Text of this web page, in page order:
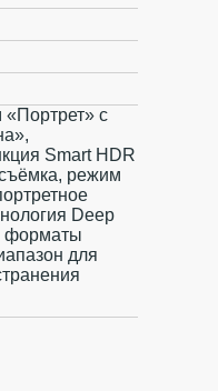
с
Smart HDR
режим
Deep
форматы
для